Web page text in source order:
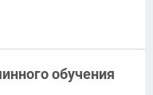
обучения